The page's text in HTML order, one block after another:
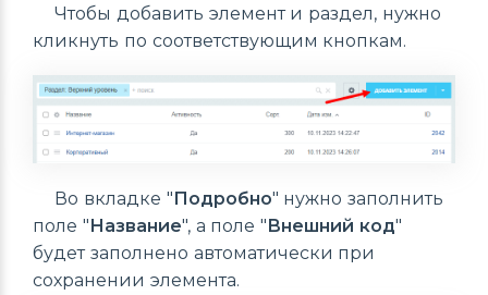
Чтобы добавить элемент и раздел, нужно
кликнуть по соответствующим кнопкам.
Во вкладке "Подробно" нужно заполнить
поле "Название", а поле "Внешний код"
будет заполнено автоматически при
сохранении элемента.